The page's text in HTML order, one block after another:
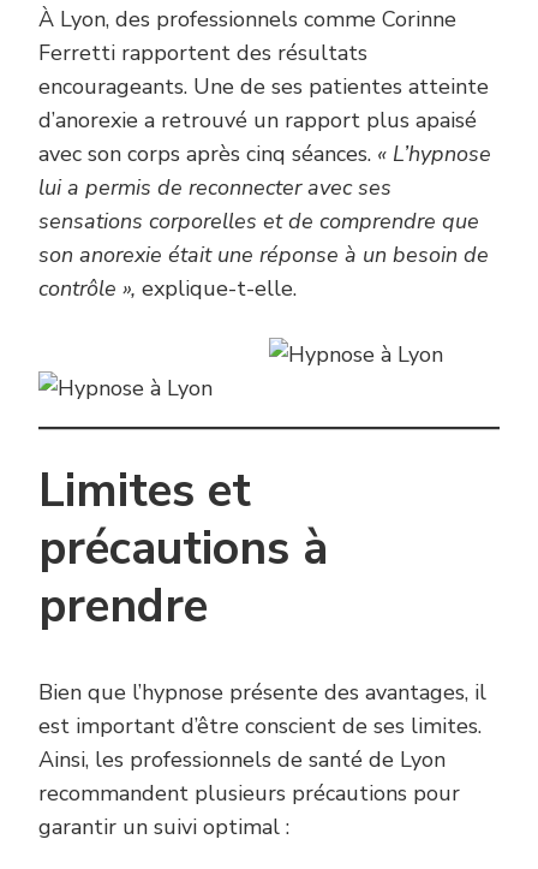
À Lyon, des professionnels comme Corinne
Ferretti rapportent des résultats
encourageants. Une de ses patientes atteinte
d’anorexie a retrouvé un rapport plus apaisé
avec son corps après cinq séances. « L’hypnose
lui a permis de reconnecter avec ses
sensations corporelles et de comprendre que
son anorexie était une réponse à un besoin de
contrôle », explique-t-elle.
Limites et
précautions à
prendre
Bien que l’hypnose présente des avantages, il
est important d’être conscient de ses limites.
Ainsi, les professionnels de santé de Lyon
recommandent plusieurs précautions pour
garantir un suivi optimal :